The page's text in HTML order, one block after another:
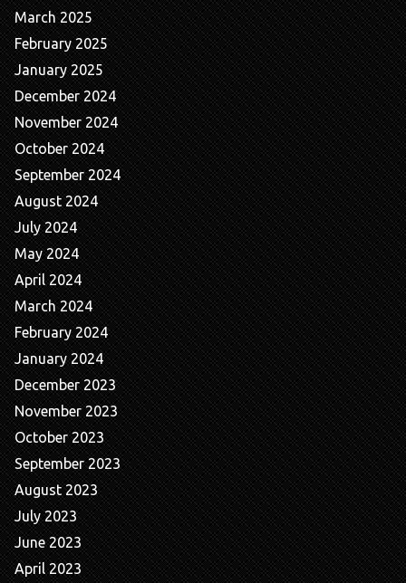
March 2025
February 2025
January 2025
December 2024
November 2024
October 2024
September 2024
August 2024
July 2024
May 2024
April 2024
March 2024
February 2024
January 2024
December 2023
November 2023
October 2023
September 2023
August 2023
July 2023
June 2023
April 2023